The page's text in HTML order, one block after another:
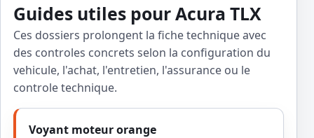
Guides utiles pour Acura TLX
Ces dossiers prolongent la fiche technique avec
des controles concrets selon la configuration du
vehicule, l'achat, l'entretien, l'assurance ou le
controle technique.
Voyant moteur orange